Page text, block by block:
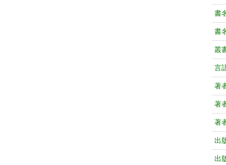
書
書
叢
言
著
著
著
出
出